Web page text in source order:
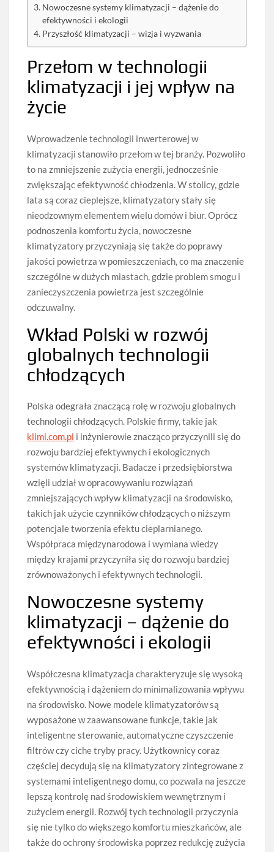
Nowoczesne systemy klimatyzacji – dążenie do
efektywności i ekologii
Przyszłość klimatyzacji – wizja i wyzwania
Przełom w technologii
klimatyzacji i jej wpływ na
życie
Wprowadzenie technologii inwerterowej w
klimatyzacji stanowiło przełom w tej branży. Pozwoliło
to na zmniejszenie zużycia energii, jednocześnie
zwiększając efektywność chłodzenia. W stolicy, gdzie
lata są coraz cieplejsze, klimatyzatory stały się
nieodzownym elementem wielu domów i biur. Oprócz
podnoszenia komfortu życia, nowoczesne
klimatyzatory przyczyniają się także do poprawy
jakości powietrza w pomieszczeniach, co ma znaczenie
szczególne w dużych miastach, gdzie problem smogu i
zanieczyszczenia powietrza jest szczególnie
odczuwalny.
Wkład Polski w rozwój
globalnych technologii
chłodzących
Polska odegrała znaczącą rolę w rozwoju globalnych
technologii chłodzących. Polskie firmy, takie jak
klimi.com.pl i inżynierowie znacząco przyczynili się do
rozwoju bardziej efektywnych i ekologicznych
systemów klimatyzacji. Badacze i przedsiębiorstwa
wzięli udział w opracowywaniu rozwiązań
zmniejszających wpływ klimatyzacji na środowisko,
takich jak użycie czynników chłodzących o niższym
potencjale tworzenia efektu cieplarnianego.
Współpraca międzynarodowa i wymiana wiedzy
między krajami przyczyniła się do rozwoju bardziej
zrównoważonych i efektywnych technologii.
Nowoczesne systemy
klimatyzacji – dążenie do
efektywności i ekologii
Współczesna klimatyzacja charakteryzuje się wysoką
efektywnością i dążeniem do minimalizowania wpływu
na środowisko. Nowe modele klimatyzatorów są
wyposażone w zaawansowane funkcje, takie jak
inteligentne sterowanie, automatyczne czyszczenie
filtrów czy ciche tryby pracy. Użytkownicy coraz
częściej decydują się na klimatyzatory zintegrowane z
systemami inteligentnego domu, co pozwala na jeszcze
lepszą kontrolę nad środowiskiem wewnętrznym i
zużyciem energii. Rozwój tych technologii przyczynia
się nie tylko do większego komfortu mieszkańców, ale
także do ochrony środowiska poprzez redukcję zużycia